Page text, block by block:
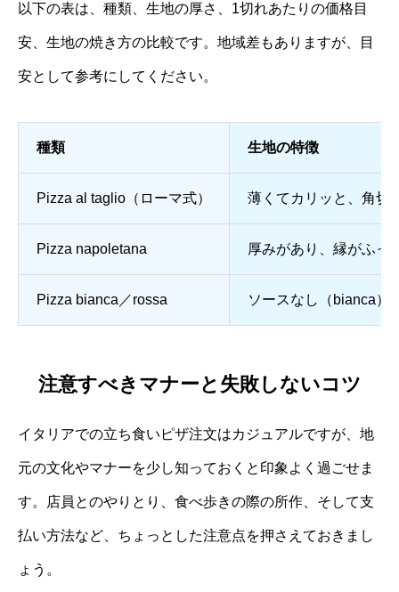
以下の表は、種類、生地の厚さ、1切れあたりの価格目
安、生地の焼き方の比較です。地域差もありますが、目
安として参考にしてください。
種類 生地の特徴
Pizza al taglio（ローマ式） 薄くてカリッと、角切
Pizza napoletana 厚みがあり、縁がふっ
Pizza bianca／rossa ソースなし（bianca）
注意すべきマナーと失敗しないコツ
イタリアでの立ち食いピザ注文はカジュアルですが、地
元の文化やマナーを少し知っておくと印象よく過ごせま
す。店員とのやりとり、食べ歩きの際の所作、そして支
払い方法など、ちょっとした注意点を押さえておきまし
ょう。